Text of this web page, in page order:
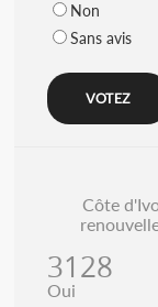
Non
Sans avis
Côte
3128
Oui